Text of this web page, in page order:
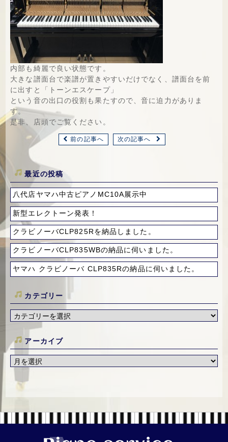
内部も綺麗で良い状態です。
大きな譜面台で楽譜が置きやすいだけでなく、譜面台を前
に出すと「トーンエスケープ」
という音の出口の役割も果たすので、音に迫力がありま
す。
是非、店頭でご覧ください。
前の記事へ 次の記事へ
最近の投稿
八代店ヤマハ中古ピアノMC10A展示中
新型エレクトーン発表！
クラビノーバCLP825Rを納品しました。
クラビノーバCLP835WBの納品に伺いました。
ヤマハ クラビノーバ CLP835Rの納品に伺いました。
カテゴリー
アーカイブ